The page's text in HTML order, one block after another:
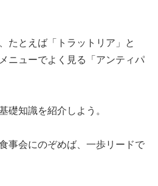
たとえば「トラットリア」と
ニューでよく見る「アンティパ
礎知識を紹介しよう。
事会にのぞめば、一歩リードで